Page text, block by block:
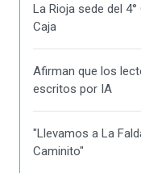
La Rioja sede del
Caja
Afirman que los
escritos por IA
"Llevamos a La
Caminito"